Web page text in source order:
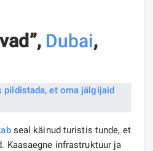
Dubai,
seal käinud turistis tunde, et
Kaasaegne infrastruktuur ja